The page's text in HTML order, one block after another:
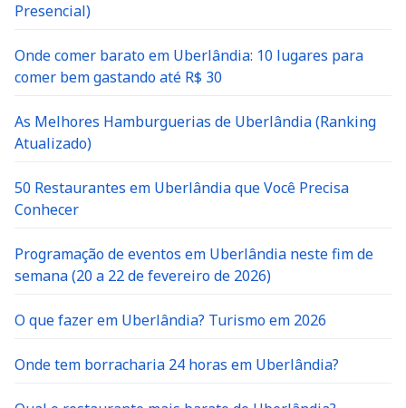
Presencial)
Onde comer barato em Uberlândia: 10 lugares para
comer bem gastando até R$ 30
As Melhores Hamburguerias de Uberlândia (Ranking
Atualizado)
50 Restaurantes em Uberlândia que Você Precisa
Conhecer
Programação de eventos em Uberlândia neste fim de
semana (20 a 22 de fevereiro de 2026)
O que fazer em Uberlândia? Turismo em 2026
Onde tem borracharia 24 horas em Uberlândia?